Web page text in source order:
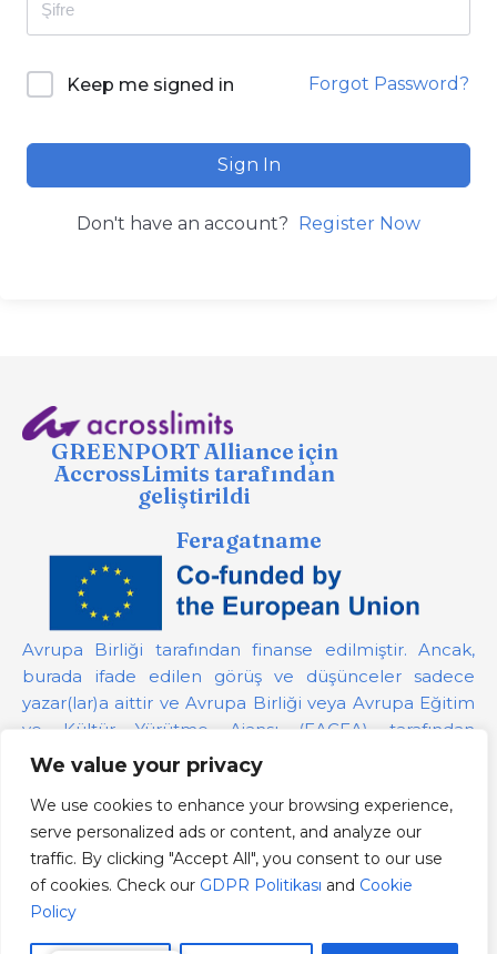
We value your privacy
We use cookies to enhance your browsing experience,
serve personalized ads or content, and analyze our
traffic. By clicking "Accept All", you consent to our use
of cookies. Check our GDPR Politikası and Cookie
Policy
Keep me signed in Forgot Password?
Sign In
Don't have an account? Register Now
GREENPORT Alliance için
AccrossLimits tarafından
geliştirildi
Feragatname
Avrupa Birliği tarafından finanse edilmiştir. Ancak,
burada ifade edilen görüş ve düşünceler sadece
yazar(lar)a aittir ve Avrupa Birliği veya Avrupa Eğitim
ve Kültür Yürütme Ajansı (EACEA) tarafından
desteklenmeyebilir. Avrupa Birliği veya bağış
sağlayan yetkili bu görüşlerden sorumlu tutulamaz.
Proje Numarası: 101139879
GDPR Politikası
Cookie Policy